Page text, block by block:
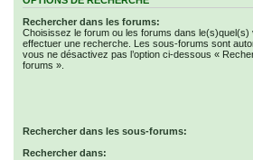
Rechercher dans les forums:
Choisissez le forum ou les forums dans le(s)quel(s)
effectuer une recherche. Les sous-forums sont
vous ne désactivez pas l’option ci-dessous «
forums ».
Rechercher dans les sous-forums:
Rechercher dans: